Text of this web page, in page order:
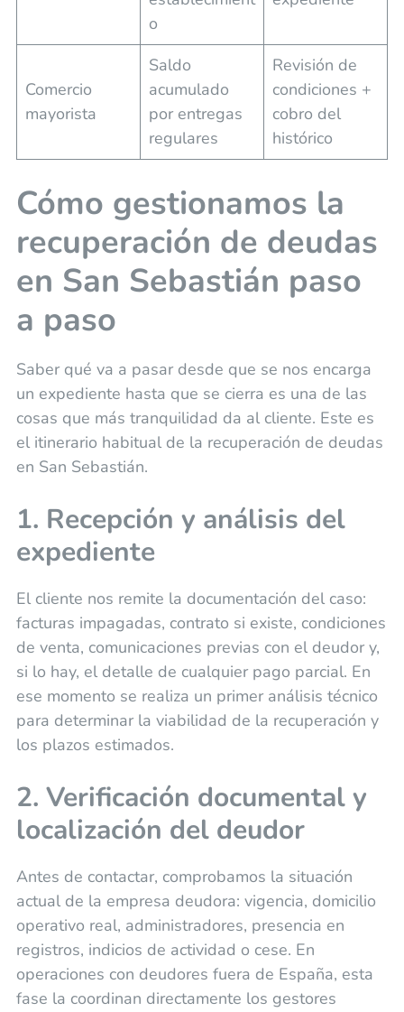
o
Comercio
mayorista
Saldo
acumulado
por entregas
regulares
Revisión de
condiciones +
cobro del
histórico
Cómo gestionamos la
recuperación de deudas
en San Sebastián paso
a paso
Saber qué va a pasar desde que se nos encarga
un expediente hasta que se cierra es una de las
cosas que más tranquilidad da al cliente. Este es
el itinerario habitual de la recuperación de deudas
en San Sebastián.
1. Recepción y análisis del
expediente
El cliente nos remite la documentación del caso:
facturas impagadas, contrato si existe, condiciones
de venta, comunicaciones previas con el deudor y,
si lo hay, el detalle de cualquier pago parcial. En
ese momento se realiza un primer análisis técnico
para determinar la viabilidad de la recuperación y
los plazos estimados.
2. Verificación documental y
localización del deudor
Antes de contactar, comprobamos la situación
actual de la empresa deudora: vigencia, domicilio
operativo real, administradores, presencia en
registros, indicios de actividad o cese. En
operaciones con deudores fuera de España, esta
fase la coordinan directamente los gestores